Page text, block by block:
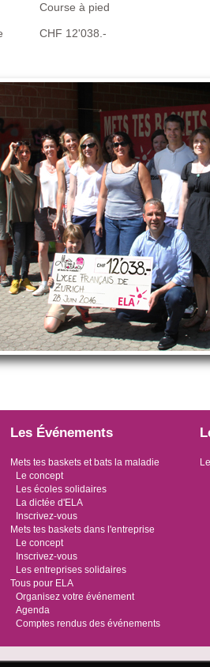
Course à pied
CHF 12'038.-
Les Événements
Mets tes baskets et bats la maladie
Le concept
Les écoles solidaires
La dictée d'ELA
Inscrivez-vous
Mets tes baskets dans l'entreprise
Le concept
Inscrivez-vous
Les entreprises solidaires
Tous pour ELA
Organisez votre événement
Agenda
Comptes rendus des événements